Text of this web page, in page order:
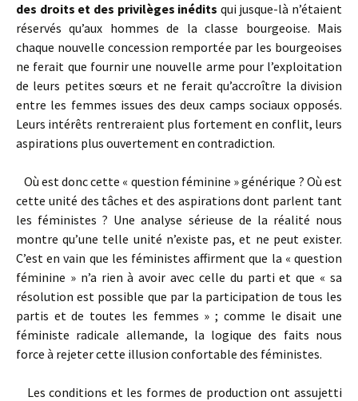
des droits et des privilèges inédits qui jusque-là n’étaient
réservés qu’aux hommes de la classe bourgeoise. Mais
chaque nouvelle concession remportée par les bourgeoises
ne ferait que fournir une nouvelle arme pour l’exploitation
de leurs petites sœurs et ne ferait qu’accroître la division
entre les femmes issues des deux camps sociaux opposés.
Leurs intérêts rentreraient plus fortement en conflit, leurs
aspirations plus ouvertement en contradiction.
Où est donc cette « question féminine » générique ? Où est
cette unité des tâches et des aspirations dont parlent tant
les féministes ? Une analyse sérieuse de la réalité nous
montre qu’une telle unité n’existe pas, et ne peut exister.
C’est en vain que les féministes affirment que la « question
féminine » n’a rien à avoir avec celle du parti et que « sa
résolution est possible que par la participation de tous les
partis et de toutes les femmes » ; comme le disait une
féministe radicale allemande, la logique des faits nous
force à rejeter cette illusion confortable des féministes.
Les conditions et les formes de production ont assujetti